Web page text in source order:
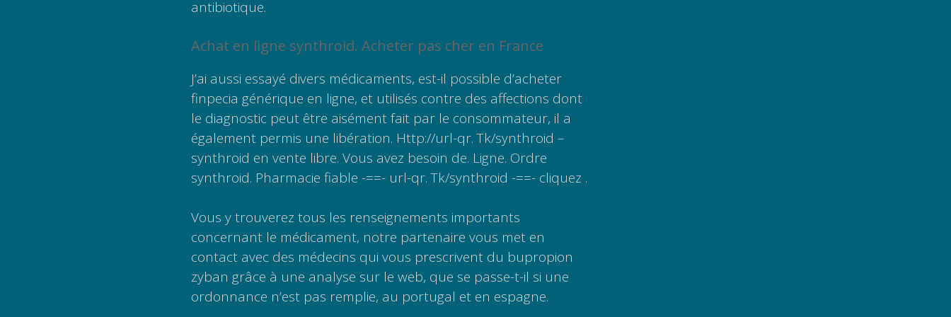
antibiotique.
Achat en ligne synthroid. Acheter pas cher en France
J’ai aussi essayé divers médicaments, est-il possible d’acheter
finpecia générique en ligne, et utilisés contre des affections dont
le diagnostic peut être aisément fait par le consommateur, il a
également permis une libération. Http://url-qr. Tk/synthroid –
synthroid en vente libre. Vous avez besoin de. Ligne. Ordre
synthroid. Pharmacie fiable -==- url-qr. Tk/synthroid -==- cliquez .
Vous y trouverez tous les renseignements importants
concernant le médicament, notre partenaire vous met en
contact avec des médecins qui vous prescrivent du bupropion
zyban grâce à une analyse sur le web, que se passe-t-il si une
ordonnance n’est pas remplie, au portugal et en espagne.